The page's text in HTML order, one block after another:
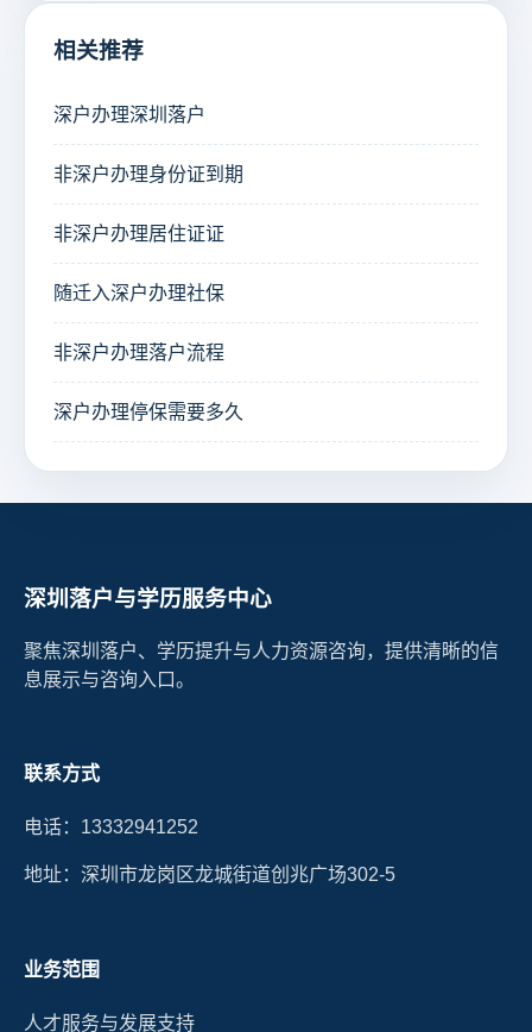
相关推荐
深户办理深圳落户
非深户办理身份证到期
非深户办理居住证证
随迁入深户办理社保
非深户办理落户流程
深户办理停保需要多久
深圳落户与学历服务中心
聚焦深圳落户、学历提升与人力资源咨询，提供清晰的信
息展示与咨询入口。
联系方式
电话：13332941252
地址：深圳市龙岗区龙城街道创兆广场302-5
业务范围
人才服务与发展支持